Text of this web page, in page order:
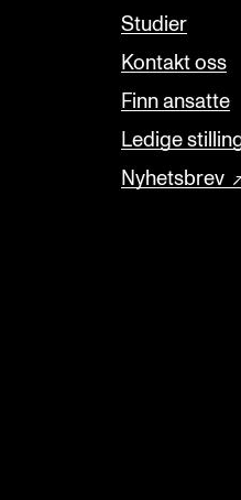
Studier
Kontakt oss
Finn ansatte
Ledige
Nyhetsbrev